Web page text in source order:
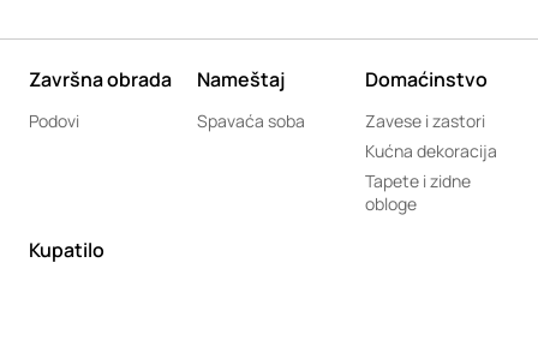
Završna obrada
Podovi
Nameštaj
Spavaća soba
Domaćinstvo
Zavese i zastori
Kućna dekoracija
Tapete i zidne
obloge
Kupatilo